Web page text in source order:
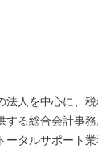
法人を中心に、
する総合会計事
ータルサポート